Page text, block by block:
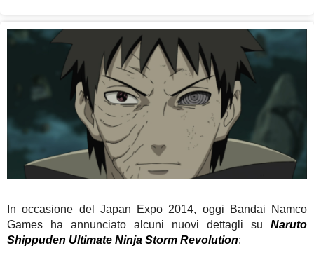
In occasione del Japan Expo 2014, oggi Bandai Namco
Games ha annunciato alcuni nuovi dettagli su Naruto
Shippuden Ultimate Ninja Storm Revolution: